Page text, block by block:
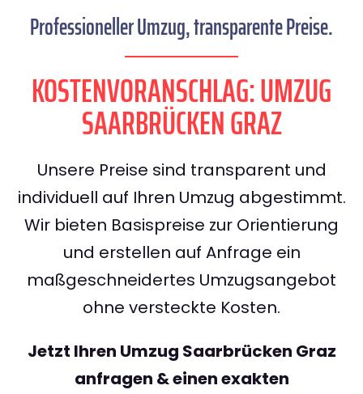
Professioneller Umzug, transparente Preise.
KOSTENVORANSCHLAG: UMZUG
SAARBRÜCKEN GRAZ
Unsere Preise sind transparent und
individuell auf Ihren Umzug abgestimmt.
Wir bieten Basispreise zur Orientierung
und erstellen auf Anfrage ein
maßgeschneidertes Umzugsangebot
ohne versteckte Kosten.
Jetzt Ihren Umzug Saarbrücken Graz
anfragen & einen exakten